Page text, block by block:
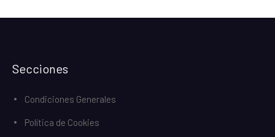
Secciones
Condiciones Generales
Política de Cookies